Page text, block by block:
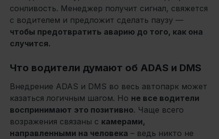
сонливость. Менеджер получит сигнал, свяжется
с водителем и предложит сделать паузу —
чтобы предотвратить аварию до того, как она
случится.
Что водители думают об ADAS и DMS
Внедрение ADAS и DMS во весь автопарк может
казаться логичным шагом. Но не все водители
воспринимают это позитивно. Чаще всего
возражения связаны с камерами,
направленными на человека – ведь никто не